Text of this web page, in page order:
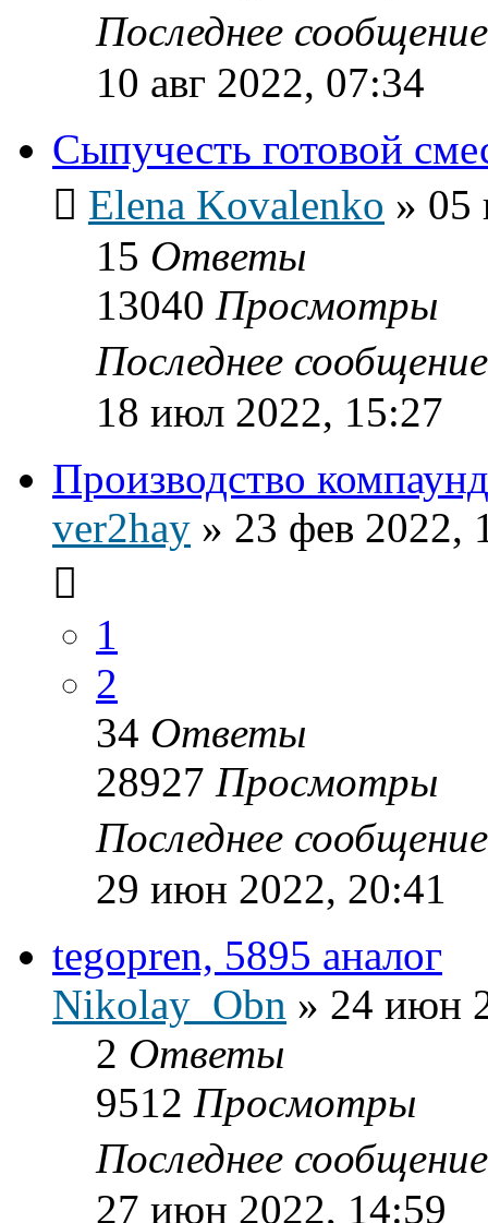
Последнее
10 авг 2022, 07:34
Сыпучесть готовой
Elena Kovalenko » 05
15 Ответы
13040 Просмотры
Последнее
18 июл 2022, 15:27
Производство
ver2hay » 23 фев 2022,
1
2
34 Ответы
28927 Просмотры
Последнее
29 июн 2022, 20:41
tegopren, 5895 аналог
Nikolay_Obn » 24 июн
2 Ответы
9512 Просмотры
Последнее
27 июн 2022, 14:59